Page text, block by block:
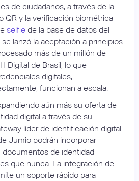
de ciudadanos, a través de la
QR y la verificación biométrica
selfie de la base de datos del
lanzó la aceptación a principios
más de un millón de
Digital de Brasil, lo que
digitales,
funcionan a escala.
aún más su oferta de
digital a través de su
líder de identificación digital
Jumio podrán incorporar
documentos de identidad
que nunca. La integración de
un soporte rápido para